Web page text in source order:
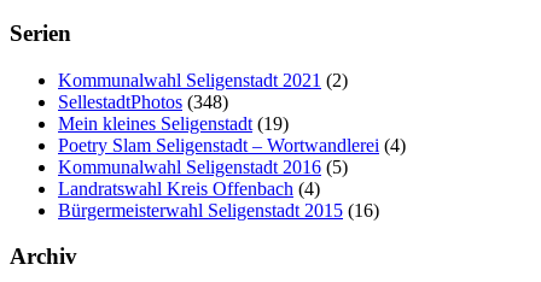
Serien
Kommunalwahl Seligenstadt 2021 (2)
SellestadtPhotos (348)
Mein kleines Seligenstadt (19)
Poetry Slam Seligenstadt – Wortwandlerei (4)
Kommunalwahl Seligenstadt 2016 (5)
Landratswahl Kreis Offenbach (4)
Bürgermeisterwahl Seligenstadt 2015 (16)
Archiv